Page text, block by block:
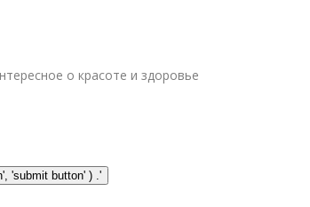
о красоте и здоровье